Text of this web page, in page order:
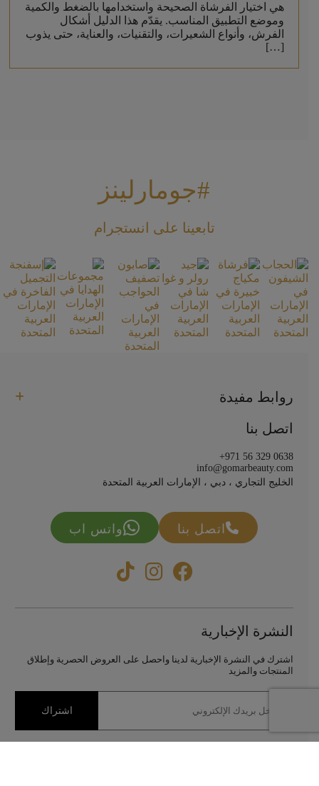
هي اختيار الفرشاة الصحيحة واستخدامها بالضغط والكمية
وموضع التطبيق المناسب. يقدّم هذا الدليل أشكال
الفرش، وأنواع الشعيرات، والتقنيات، والعناية، حتى يذوب
[…]
#جومارلينز
تابعينا على انستجرام
روابط مفيدة
اتصل بنا
+971 56 329 0638
info@gomarbeauty.com
الخليج التجاري ، دبي ، الإمارات العربية المتحدة
اتصل بنا واتس اب
النشرة الإخبارية
اشترك في النشرة الإخبارية لدينا واحصل على العروض الحصرية وإطلاق
المنتجات والمزيد
اشتراك